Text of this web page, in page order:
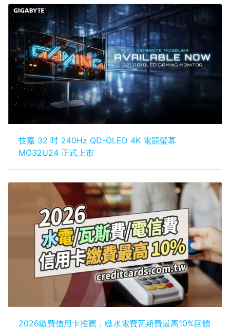
技嘉 32 吋 240Hz QD-OLED 4K 電競螢幕
MO32U24 正式上市
2026繳費信用卡推薦，繳水電費瓦斯費最高10%回饋